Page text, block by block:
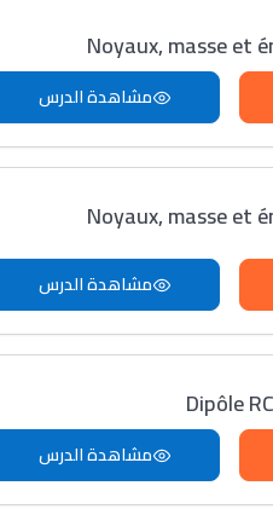
Noyaux, masse et
مشاهدة الدرس
Noyaux, masse et
مشاهدة الدرس
Dipôle
مشاهدة الدرس